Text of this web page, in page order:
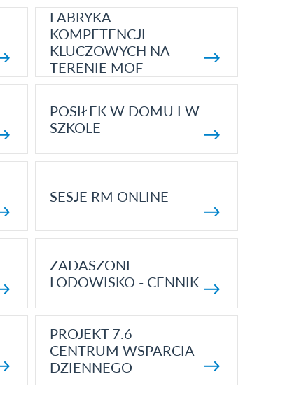
FABRYKA
KOMPETENCJI
KLUCZOWYCH NA
TERENIE MOF
POSIŁEK W DOMU I W
SZKOLE
SESJE RM ONLINE
ZADASZONE
LODOWISKO - CENNIK
PROJEKT 7.6
CENTRUM WSPARCIA
DZIENNEGO